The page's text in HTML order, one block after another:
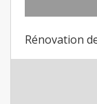
Rénovation